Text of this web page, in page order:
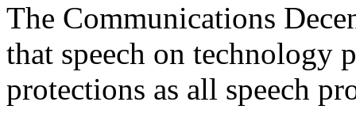
The Communications
that speech on technology
protections as all speech